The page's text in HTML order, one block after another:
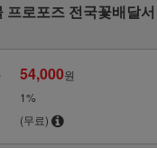
프로포즈 전국꽃배달서
54,000원
1%
(무료)